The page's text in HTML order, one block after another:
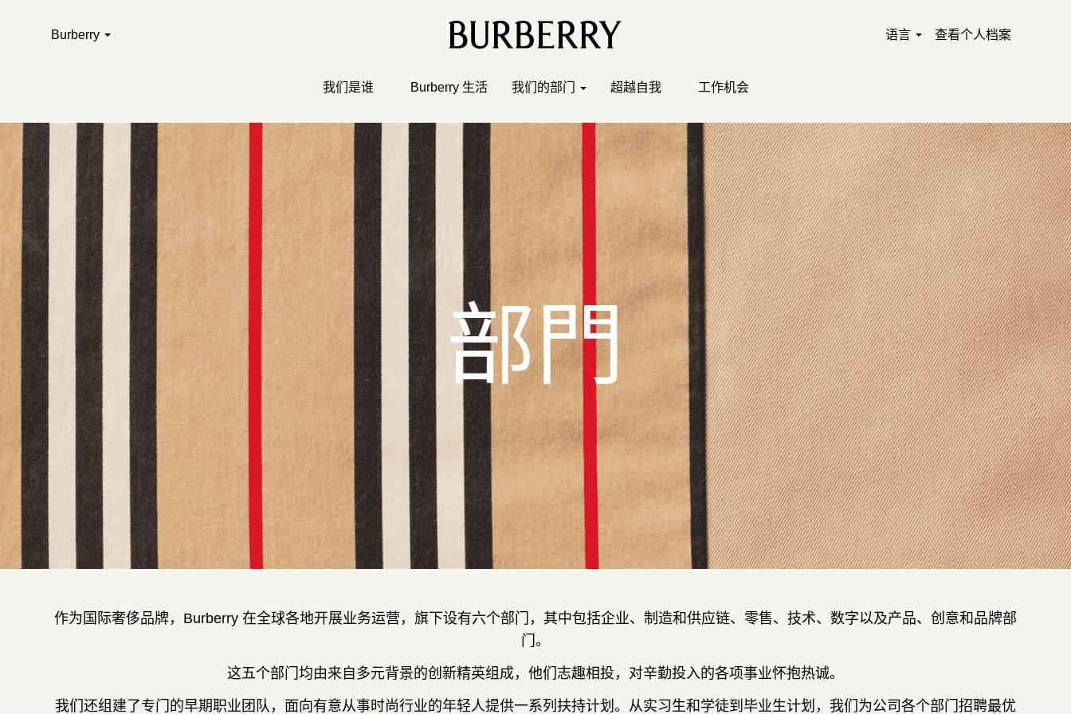
Burberry 语言 查看个人档案
我们是谁 Burberry 生活 我们的部门 超越自我 工作机会
部門
作为国际奢侈品牌，Burberry 在全球各地开展业务运营，旗下设有六个部门，其中包括企业、制造和供应链、零售、技术、数字以及产品、创意和品牌部
门。
这五个部门均由来自多元背景的创新精英组成，他们志趣相投，对辛勤投入的各项事业怀抱热诚。
我们还组建了专门的早期职业团队，面向有意从事时尚行业的年轻人提供一系列扶持计划。从实习生和学徒到毕业生计划，我们为公司各个部门招聘最优